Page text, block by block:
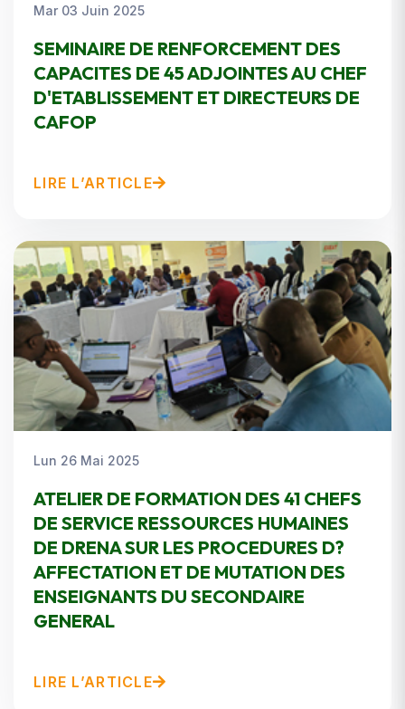
Mar 03 Juin 2025
SEMINAIRE DE RENFORCEMENT DES
CAPACITES DE 45 ADJOINTES AU CHEF
D'ETABLISSEMENT ET DIRECTEURS DE
CAFOP
LIRE L’ARTICLE
Lun 26 Mai 2025
ATELIER DE FORMATION DES 41 CHEFS
DE SERVICE RESSOURCES HUMAINES
DE DRENA SUR LES PROCEDURES D?
AFFECTATION ET DE MUTATION DES
ENSEIGNANTS DU SECONDAIRE
GENERAL
LIRE L’ARTICLE